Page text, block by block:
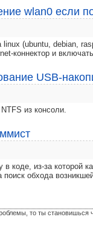
wlan0 если
(ubuntu, debian,
коннектор и
USB-
из консоли.
коде, из-за которой
поиск обхода
то ты становишься